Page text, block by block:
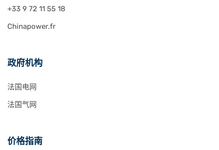
+33 9 72 11 55 18
Chinapower.fr
政府机构
法国电网
法国气网
价格指南